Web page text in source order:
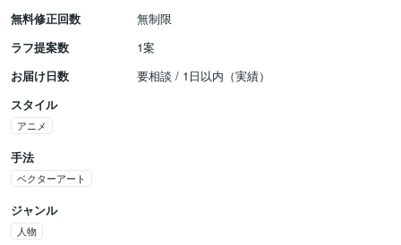
無料修正回数
無制限
ラフ提案数
1案
お届け日数
要相談 / 1日以内（実績）
スタイル
アニメ
手法
ベクターアート
ジャンル
人物